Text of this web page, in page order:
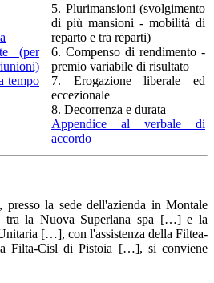
(per
tempo
5. Plurimansioni (svolgimento
di più mansioni - mobilità di
reparto e tra reparti)
6. Compenso di rendimento -
premio variabile di risultato
7. Erogazione liberale ed
eccezionale
8. Decorrenza e durata
Appendice al verbale di
accordo
la sede dell'azienda in Montale
tra la Nuova Superlana spa […] e la
[…], con l'assistenza della Filtea-
Filta-Cisl di Pistoia […], si conviene